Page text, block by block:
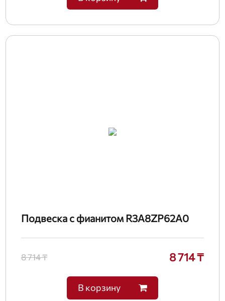
Подвеска с фианитом R3A8ZP62A0
8 714 ₸ 8 714 ₸
В корзину